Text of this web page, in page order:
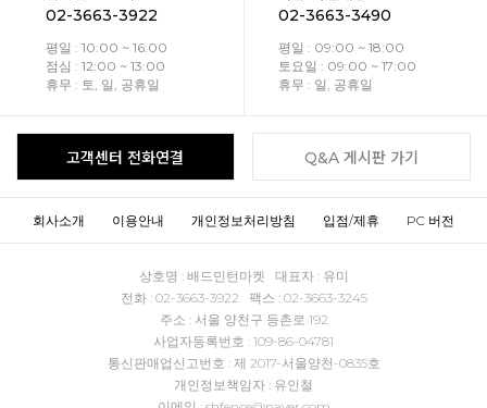
02-3663-3922
평일 : 10:00 ~ 16:00
점심 : 12:00 ~ 13:00
휴무 : 토, 일, 공휴일
02-3663-3490
평일 : 09:00 ~ 18:00
토요일 : 09:00 ~ 17:00
휴무 : 일, 공휴일
고객센터 전화연결 Q&A 게시판 가기
회사소개 이용안내 개인정보처리방침 입점/제휴 PC 버전
상호명 : 배드민턴마켓 대표자 : 유미
전화 : 02-3663-3922 팩스 : 02-3663-3245
주소 : 서울 양천구 등촌로 192
사업자등록번호 : 109-86-04781
통신판매업신고번호 : 제 2017-서울양천-0835호
개인정보책임자 : 유인철